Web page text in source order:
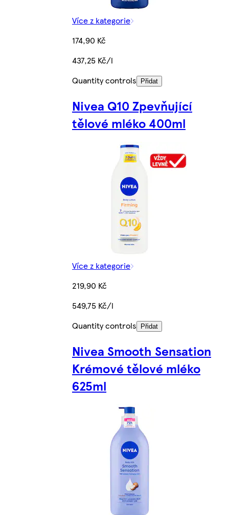
Více z kategorie
174,90 Kč
437,25 Kč/l
Quantity controls
Přidat
Nivea Q10 Zpevňující
tělové mléko 400ml
Více z kategorie
219,90 Kč
549,75 Kč/l
Quantity controls
Přidat
Nivea Smooth Sensation
Krémové tělové mléko
625ml